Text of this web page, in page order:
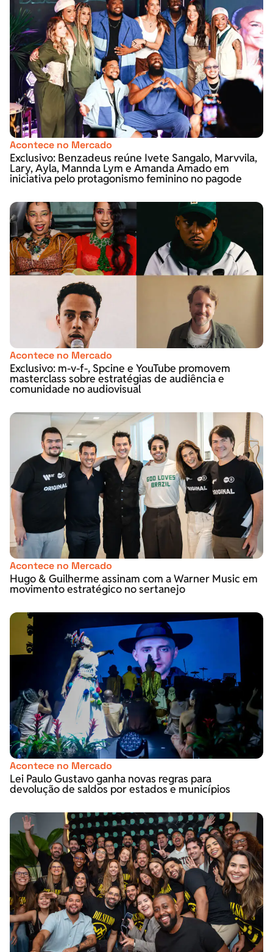
Acontece no Mercado
Exclusivo: Benzadeus reúne Ivete Sangalo, Marvvila,
Lary, Ayla, Mannda Lym e Amanda Amado em
iniciativa pelo protagonismo feminino no pagode
Acontece no Mercado
Exclusivo: m-v-f-, Spcine e YouTube promovem
masterclass sobre estratégias de audiência e
comunidade no audiovisual
Acontece no Mercado
Hugo & Guilherme assinam com a Warner Music em
movimento estratégico no sertanejo
Acontece no Mercado
Lei Paulo Gustavo ganha novas regras para
devolução de saldos por estados e municípios